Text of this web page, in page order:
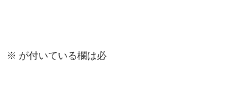
※ が付いている欄は必